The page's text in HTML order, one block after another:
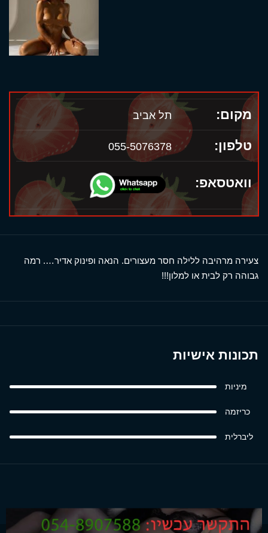
מקום: תל אביב
טלפון: 055-5076378
וואטסאפ:
צעירה מרהיבה ללילה חסר מעצורים. הנאה ופינוק אדיר…. רמה
גבוהה רק לבית או למלון!!!
תכונות אישיות
מיניות
כריזמה
ליברלית